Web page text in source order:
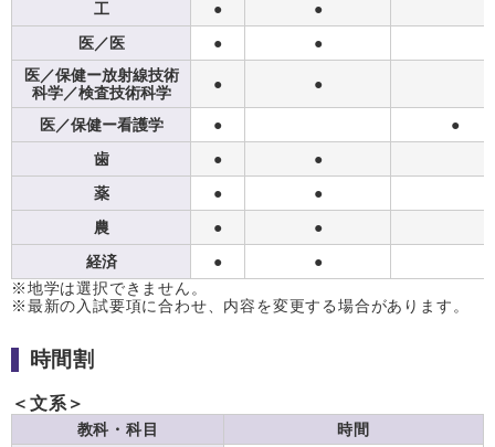
工 ●
●
医／医
●
●
医／保健ー放射線技術
科学／検査技術科学
● ●
医／保健ー看護学 ●
●
歯
●
●
薬
●
●
農
●
●
経済
●
●
※地学は選択できません。
※最新の入試要項に合わせ、内容を変更する場合があります。
時間割
＜文系＞
教科・科目
時間